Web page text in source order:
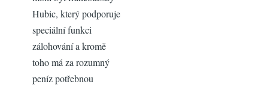
Hubic, který podporuje
speciální funkci
zálohování a kromě
toho má za rozumný
peníz potřebnou